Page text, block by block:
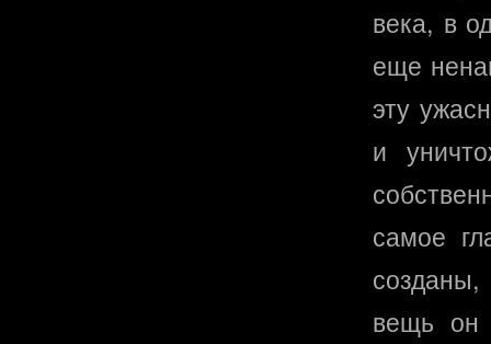
века, в
еще
эту
и
самое
вещь он